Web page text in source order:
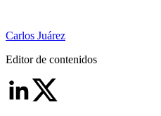
Carlos Juárez
Editor de contenidos